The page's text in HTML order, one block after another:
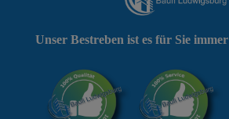
Unser Bestreben ist es für Sie